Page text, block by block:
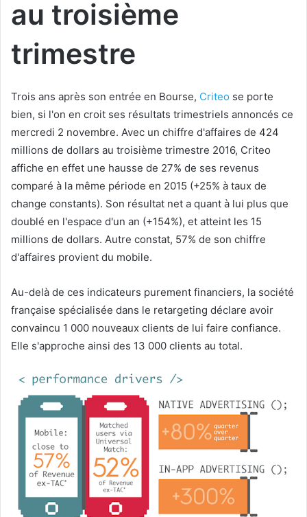
au troisième
trimestre
Trois ans après son entrée en Bourse, Criteo se porte
bien, si l'on en croit ses résultats trimestriels annoncés ce
mercredi 2 novembre. Avec un chiffre d'affaires de 424
millions de dollars au troisième trimestre 2016, Criteo
affiche en effet une hausse de 27% de ses revenus
comparé à la même période en 2015 (+25% à taux de
change constants). Son résultat net a quant à lui plus que
doublé en l'espace d'un an (+154%), et atteint les 15
millions de dollars. Autre constat, 57% de son chiffre
d'affaires provient du mobile.
Au-delà de ces indicateurs purement financiers, la société
française spécialisée dans le retargeting déclare avoir
convaincu 1 000 nouveaux clients de lui faire confiance.
Elle s'approche ainsi des 13 000 clients au total.